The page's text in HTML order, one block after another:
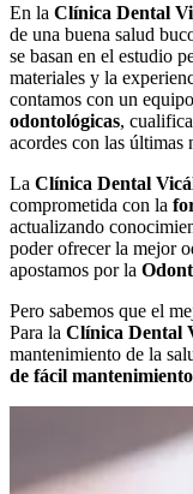
En la Clínica Dental
de una buena salud
se basan en el estudio
materiales y la
contamos con un
odontológicas,
acordes con las últimas
La Clínica Dental
comprometida con la
actualizando
poder ofrecer la mejor
apostamos por la
Pero sabemos que el
Para la Clínica Dental
mantenimiento de la
de fácil mantenimiento